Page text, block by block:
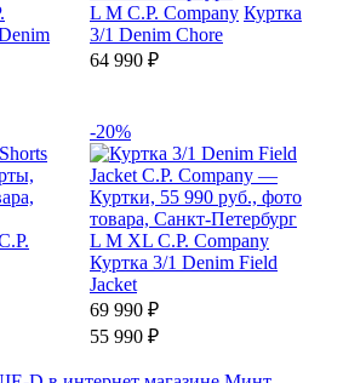
L M C.P. Company Куртка
3/1 Denim Chore
64 990 ₽
-20%
L M XL C.P. Company
Куртка 3/1 Denim Field
Jacket
69 990 ₽
55 990 ₽